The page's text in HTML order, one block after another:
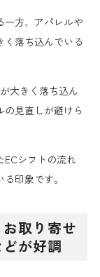
一方、アパレルや
落ち込んでいる
大きく落ち込ん
見直しが避けら
ECシフトの流れ
る印象です。
取り寄せ
が好調